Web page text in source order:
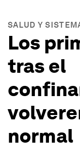
SALUD Y
Los
tras el
normal